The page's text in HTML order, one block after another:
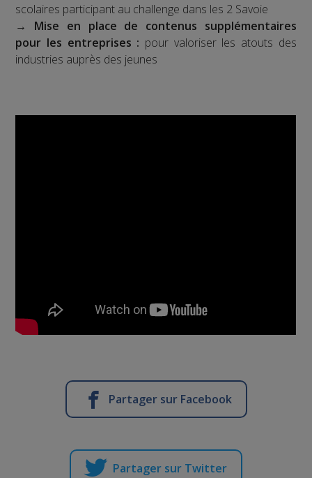
scolaires participant au challenge dans les 2 Savoie
→ Mise en place de contenus supplémentaires
pour les entreprises : pour valoriser les atouts des
industries auprès des jeunes
Partager sur Facebook
Partager sur Twitter